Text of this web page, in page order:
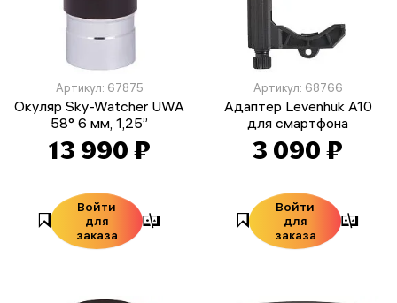
Артикул: 67875
Окуляр Sky-Watcher UWA
58° 6 мм, 1,25”
13 990 ₽
Войти
для
заказа
Артикул: 68766
Адаптер Levenhuk A10
для смартфона
3 090 ₽
Войти
для
заказа